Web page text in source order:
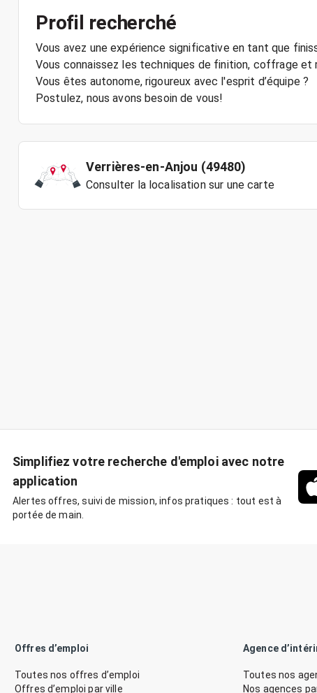
Profil recherché
Vous avez une expérience significative en tant que
Vous connaissez les techniques de finition, coffrage et
Vous êtes autonome, rigoureux avec l'esprit d’équipe ?
Postulez, nous avons besoin de vous!
Verrières-en-Anjou (49480)
Consulter la localisation sur une carte
Simplifiez votre recherche d'emploi avec notre
application
Alertes offres, suivi de mission, infos pratiques : tout est à
portée de main.
Offres d’emploi
Toutes nos offres d’emploi
Offres d’emploi par ville
Agence
Toutes nos
Nos agences